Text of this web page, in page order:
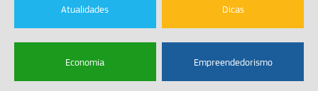
Atualidades Dicas
Economia Empreendedorismo